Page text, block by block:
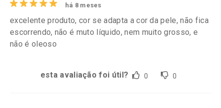
há 8 meses
excelente produto, cor se adapta a cor da pele, não fica
escorrendo, não é muto líquido, nem muito grosso, e
não é oleoso
esta avaliação foi útil? 0 0